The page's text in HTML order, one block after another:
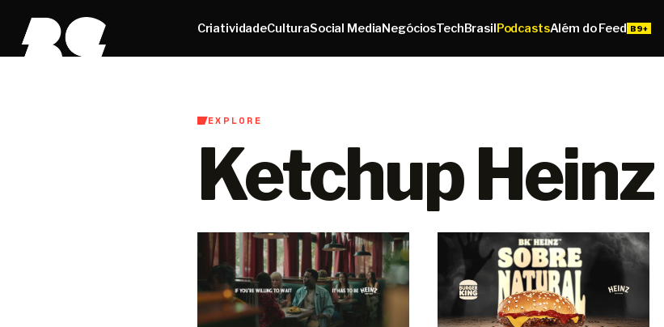
CriatividadeCulturaSocial MediaNegóciosTechBrasilPodcastsAlém do Feed
EXPLORE
Ketchup Heinz